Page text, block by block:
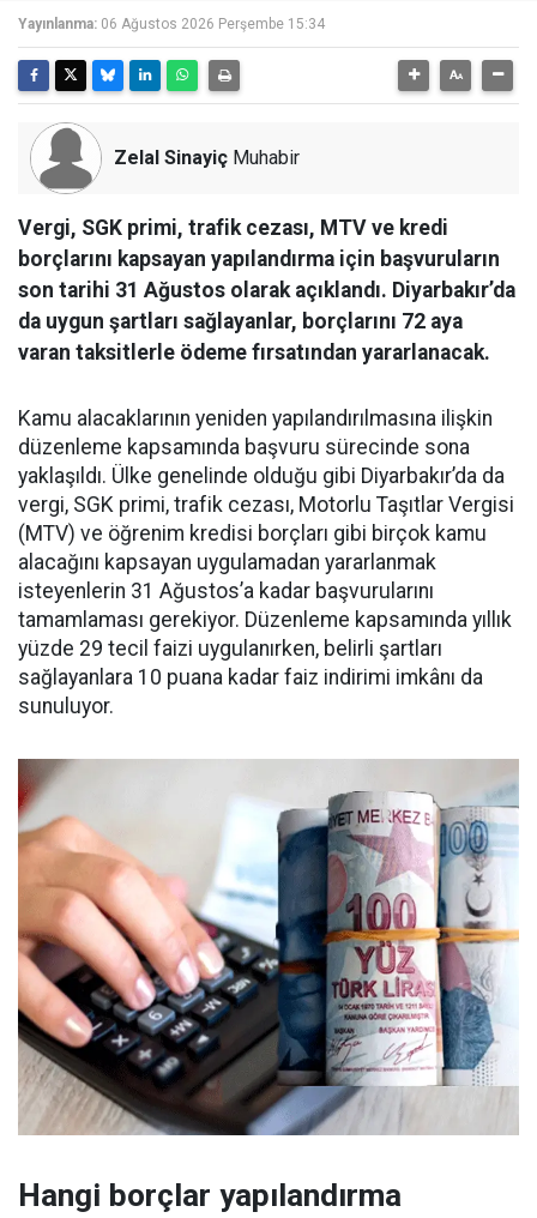
Yayınlanma: 06 Ağustos 2026 Perşembe 15:34
Zelal Sinayiç Muhabir
Vergi, SGK primi, trafik cezası, MTV ve kredi
borçlarını kapsayan yapılandırma için başvuruların
son tarihi 31 Ağustos olarak açıklandı. Diyarbakır’da
da uygun şartları sağlayanlar, borçlarını 72 aya
varan taksitlerle ödeme fırsatından yararlanacak.
Kamu alacaklarının yeniden yapılandırılmasına ilişkin
düzenleme kapsamında başvuru sürecinde sona
yaklaşıldı. Ülke genelinde olduğu gibi Diyarbakır’da da
vergi, SGK primi, trafik cezası, Motorlu Taşıtlar Vergisi
(MTV) ve öğrenim kredisi borçları gibi birçok kamu
alacağını kapsayan uygulamadan yararlanmak
isteyenlerin 31 Ağustos’a kadar başvurularını
tamamlaması gerekiyor. Düzenleme kapsamında yıllık
yüzde 29 tecil faizi uygulanırken, belirli şartları
sağlayanlara 10 puana kadar faiz indirimi imkânı da
sunuluyor.
Hangi borçlar yapılandırma